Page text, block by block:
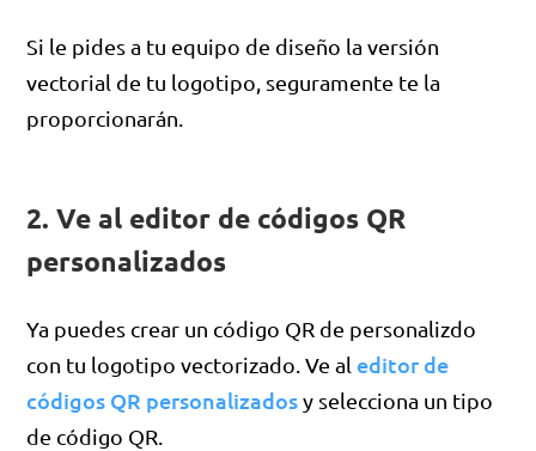
Si le pides a tu equipo de diseño la versión
vectorial de tu logotipo, seguramente te la
proporcionarán.
2. Ve al editor de códigos QR
personalizados
Ya puedes crear un código QR de personalizdo
con tu logotipo vectorizado. Ve al editor de
códigos QR personalizadosy selecciona un tipo
de código QR.